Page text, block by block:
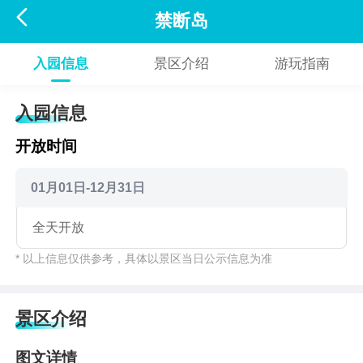
 禁断岛
入园信息 景区介绍 游玩指南
入园信息
开放时间
01月01日-12月31日
全天开放
* 以上信息仅供参考，具体以景区当日公示信息为准
景区介绍
图文详情